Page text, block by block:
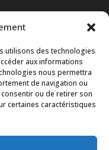
utilisons des technologies
aux informations
nous permettra
de navigation ou
ou de retirer son
certaines caractéristiques